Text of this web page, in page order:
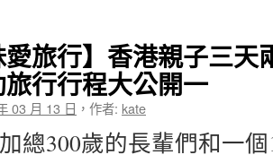
妹
愛
旅
行】
香
港
親
愛旅行】香港親子三
行行程大公開一
03 月 13 日 ， 作者: kate
總300歲的長輩們和一